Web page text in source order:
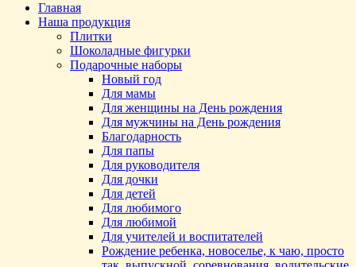
Главная
Наша продукция
Плитки
Шоколадные фигурки
Подарочные наборы
Новый год
Для мамы
Для женщины на День рождения
Для мужчины на День рождения
Благодарность
Для папы
Для руководителя
Для дочки
Для детей
Для любимого
Для любимой
Для учителей и воспитателей
Рождение ребенка, новоселье, к чаю, просто